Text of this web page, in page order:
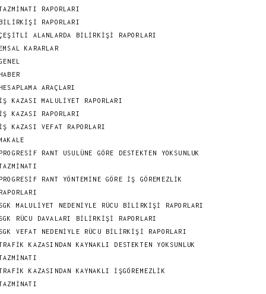
RAPORLARI
RAPORLARI
ALANLARDA BİLİRKİŞİ RAPORLARI
KARARLAR
ARAÇLARI
KAZASI MALULİYET RAPORLARI
KAZASI RAPORLARI
KAZASI VEFAT RAPORLARI
RANT USULÜNE GÖRE DESTEKTEN YOKSUNLUK
RANT YÖNTEMINE GÖRE İŞ GÖREMEZLIK
MALULİYET NEDENİYLE RÜCU BİLİRKİŞİ RAPORLARI
RÜCU DAVALARI BİLİRKİŞİ RAPORLARI
VEFAT NEDENİYLE RÜCU BİLİRKİŞİ RAPORLARI
KAZASINDAN KAYNAKLI DESTEKTEN YOKSUNLUK
KAZASINDAN KAYNAKLI İŞGÖREMEZLİK